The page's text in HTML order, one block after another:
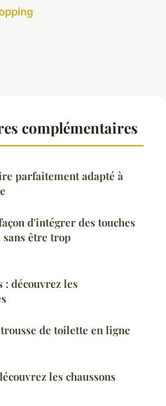
complémentaires
parfaitement adapté à
d'intégrer des touches
être trop
: découvrez les
de toilette en ligne
les chaussons